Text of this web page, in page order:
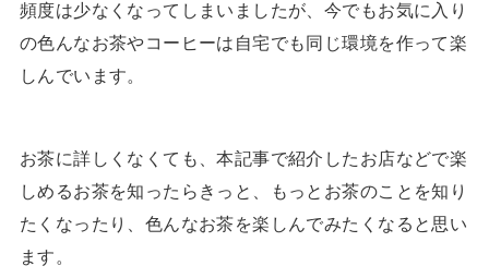
頻度は少なくなってしまいましたが、今でもお気に入り
の色んなお茶やコーヒーは自宅でも同じ環境を作って楽
しんでいます。
お茶に詳しくなくても、本記事で紹介したお店などで楽
しめるお茶を知ったらきっと、もっとお茶のことを知り
たくなったり、色んなお茶を楽しんでみたくなると思い
ます。